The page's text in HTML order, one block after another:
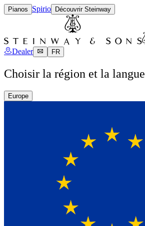
Pianos Spirio Découvrir Steinway
Dealer FR
Choisir la région et la langue
Europe